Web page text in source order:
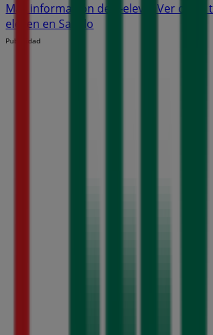
Más información de 7-eleven Ver otras
eleven en Saltillo
Publicidad